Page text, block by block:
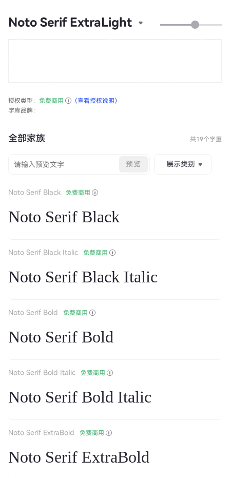
Noto Serif ExtraLight
授权类型： 免费商用
（查看授权说明）
字库品牌：
全部家族 共19个字重
预览 展示类别
Noto Serif Black 免费商用
Noto Serif Black
Noto Serif Black Italic 免费商用
Noto Serif Black Italic
Noto Serif Bold 免费商用
Noto Serif Bold
Noto Serif Bold Italic 免费商用
Noto Serif Bold Italic
Noto Serif ExtraBold 免费商用
Noto Serif ExtraBold